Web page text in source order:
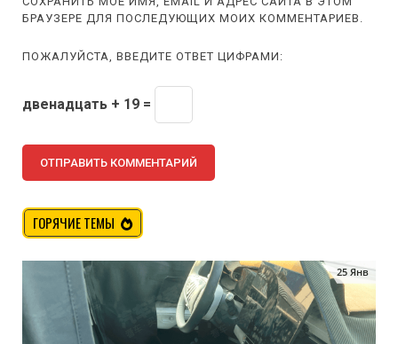
БРАУЗЕРЕ ДЛЯ ПОСЛЕДУЮЩИХ МОИХ КОММЕНТАРИЕВ.
ПОЖАЛУЙСТА, ВВЕДИТЕ ОТВЕТ ЦИФРАМИ:
двенадцать + 19 =
ГОРЯЧИЕ ТЕМЫ
25 Янв